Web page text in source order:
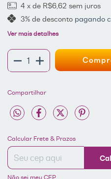
4 x de R$6,62 sem juros
3% de descontopagando
Ver mais detalhes
Compartilhar
Entregas para o CEP:
Calcular Frete & Prazos
Não sei meu CEP